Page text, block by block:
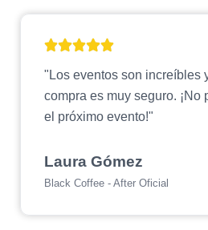
"Los eventos son increíbles
compra es muy seguro. ¡No
el próximo evento!"
Laura Gómez
Black Coffee - After Oficial